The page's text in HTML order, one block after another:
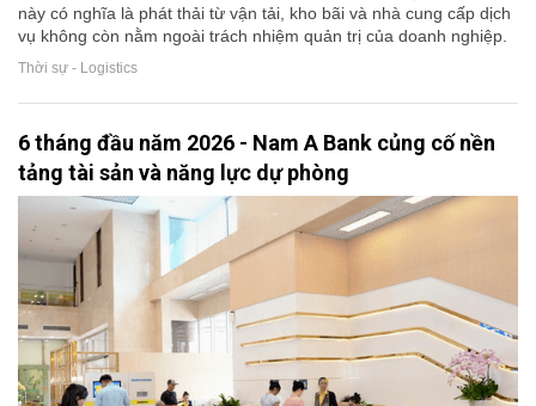
này có nghĩa là phát thải từ vận tải, kho bãi và nhà cung cấp dịch
vụ không còn nằm ngoài trách nhiệm quản trị của doanh nghiệp.
Thời sự - Logistics
6 tháng đầu năm 2026 - Nam A Bank củng cố nền
tảng tài sản và năng lực dự phòng